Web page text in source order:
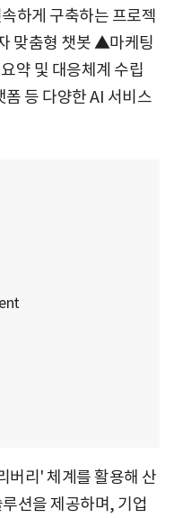
하게 구축하는 프로젝
맞춤형 챗봇 ▲마케팅
약 및 대응체계 수립
등 다양한 AI 서비스
버리' 체계를 활용해 산
션을 제공하며, 기업